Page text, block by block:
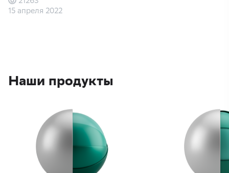
15 апреля 2022
Наши продукты